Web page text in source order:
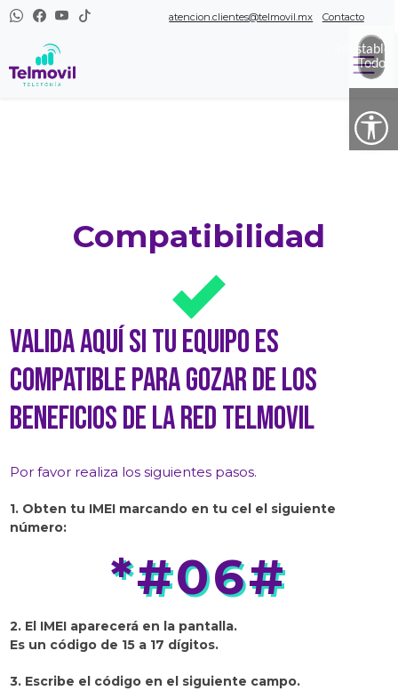
atencion.clientes@telmovil.mx Contacto
Compatibilidad
Valida aquí si tu equipo es
compatible para gozar de los
beneficios de la red Telmovil
Por favor realiza los siguientes pasos.
1. Obten tu IMEI marcando en tu cel el siguiente
número:
*#06#
2. El IMEI aparecerá en la pantalla.
Es un código de 15 a 17 dígitos.
3. Escribe el código en el siguiente campo.
Todo